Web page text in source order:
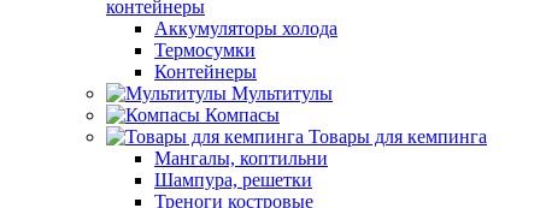
контейнеры
Аккумуляторы холода
Термосумки
Контейнеры
Мультитулы
Компасы
Товары для кемпинга
Мангалы, коптильни
Шампура, решетки
Треноги костровые